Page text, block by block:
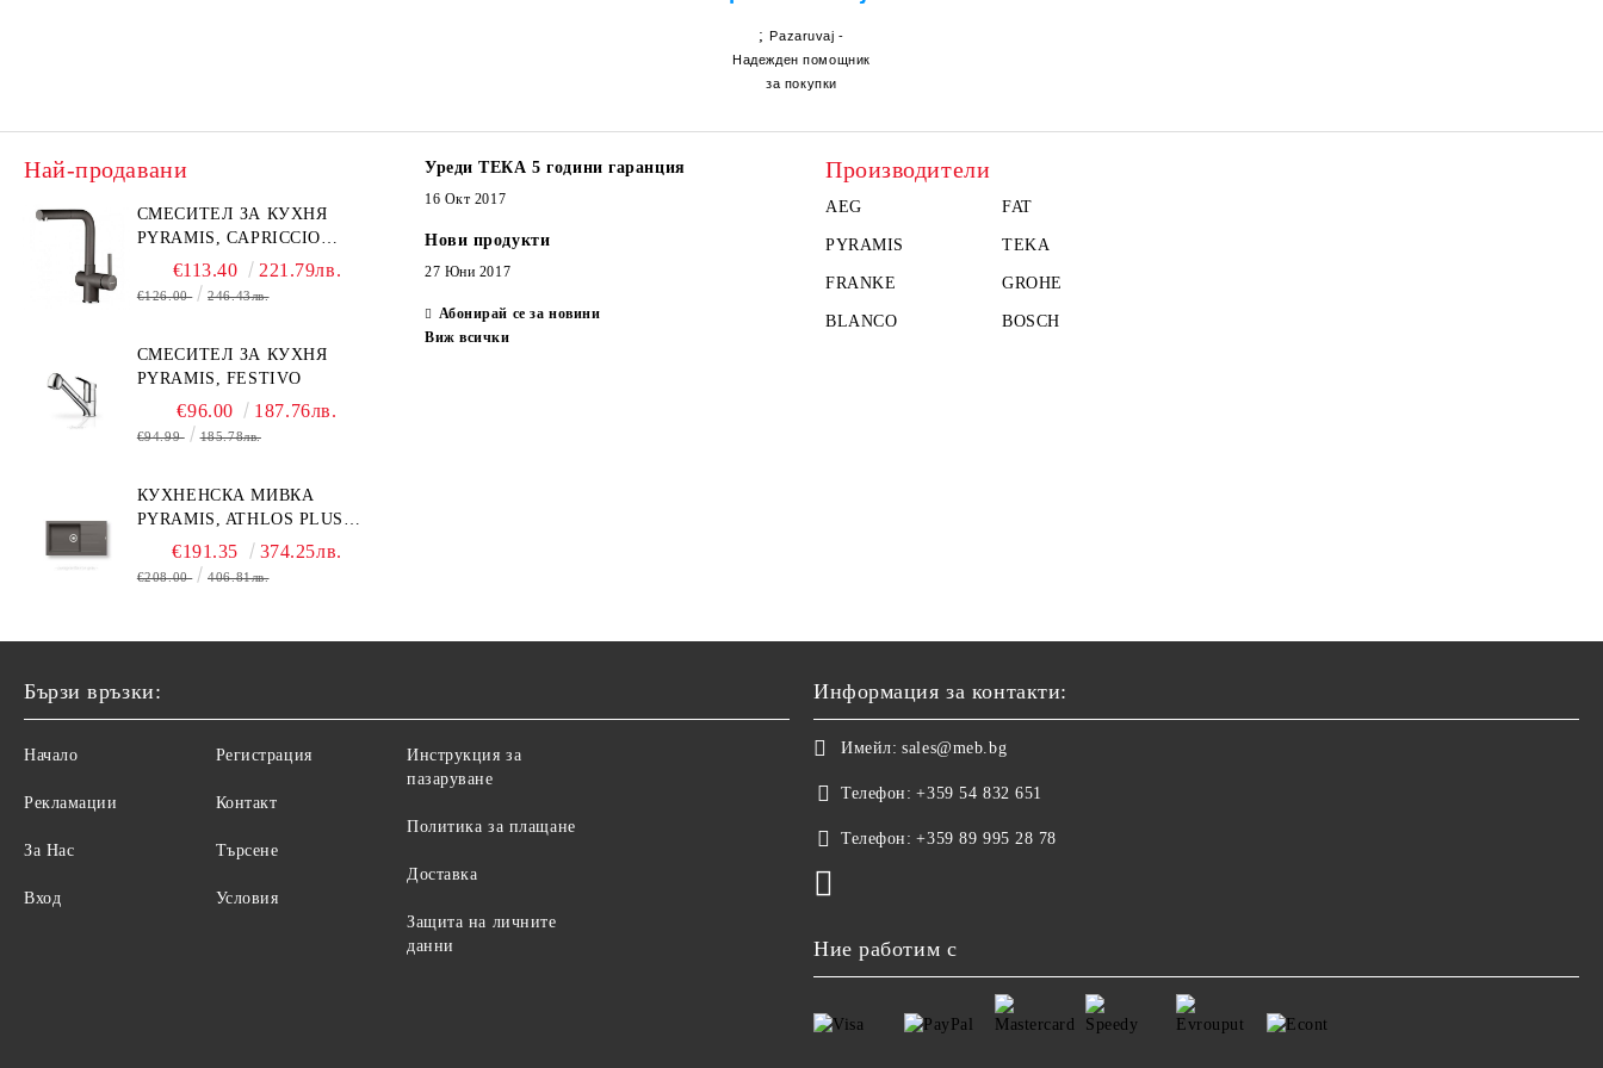
;Pazaruvaj -
Надежден помощник
за покупки
Най-продавани
СМЕСИТЕЛ ЗА КУХНЯ
PYRAMIS, CAPRICCIO
PYRAGRANITE
€113.40 221.79лв.
€126.00 246.43лв.
СМЕСИТЕЛ ЗА КУХНЯ
PYRAMIS, FESTIVO
€96.00 187.76лв.
€94.99 185.78лв.
КУХНЕНСКА МИВКА
PYRAMIS, ATHLOS PLUS
(86X50) 1B 1D
€191.35 374.25лв.
€208.00 406.81лв.
Уреди ТЕКА 5 години гаранция
16 Окт 2017
Нови продукти
27 Юни 2017
Абонирай се за новини
Виж всички
Производители
AEG FAT
PYRAMIS TEKA
FRANKE GROHE
BLANCO BOSCH
Бързи връзки:
Начало
Рекламации
За Нас
Вход
Регистрация
Контакт
Търсене
Условия
Инструкция за
пазаруване
Политика за плащане
Доставка
Защита на личните
данни
Информация за контакти:
Имейл: sales@meb.bg
Телефон: +359 54 832 651
Телефон: +359 89 995 28 78
Ние работим с